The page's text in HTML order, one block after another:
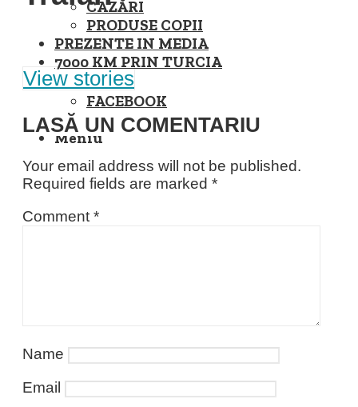
CAZĂRI
PRODUSE COPII
PREZENTE IN MEDIA
7000 KM PRIN TURCIA
FACEBOOK
INSTAGRAM
Meniu
View stories
LASĂ UN COMENTARIU
Your email address will not be published.
Required fields are marked *
Comment *
Name
Email